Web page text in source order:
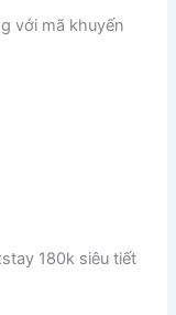
với mã khuyến
180k siêu tiết